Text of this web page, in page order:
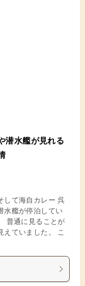
潜水艦が見れる
して海自カレー 呉
水艦が停泊してい
普通に見ることが
えていました。 こ